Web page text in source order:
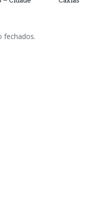
fechados.